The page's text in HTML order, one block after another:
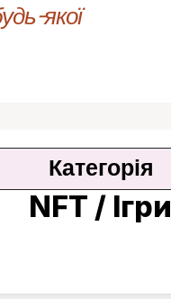
якої
Категорія
NFT / Ігри